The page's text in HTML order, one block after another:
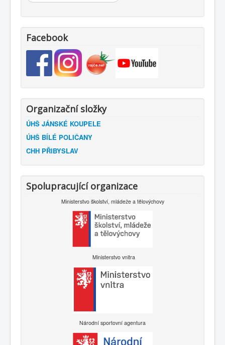
Facebook
Organizační složky
ÚHŠ JÁNSKÉ KOUPELE
ÚHŠ BÍLÉ POLIČANY
CHH PŘIBYSLAV
Spolupracující organizace
Ministerstvo školství, mládeže a tělovýchovy
Ministerstvo vnitra
Národní sportovní agentura